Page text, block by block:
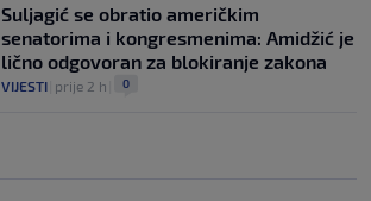
Suljagić se obratio američkim
senatorima i kongresmenima: Amidžić je
lično odgovoran za blokiranje zakona
VIJESTI prije 2 h 0